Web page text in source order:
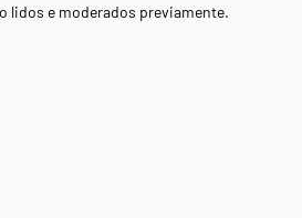
lidos e moderados previamente.